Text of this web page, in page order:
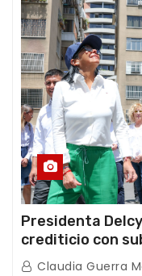
Presidenta
crediticio con
con Juntas de
Claudia Guerra